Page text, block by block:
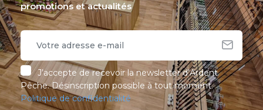
promotions et actualités
J’accepte de recevoir la newsletter d’Ardent
Pêche. Désinscription possible à tout moment.
Politique de confidentialité